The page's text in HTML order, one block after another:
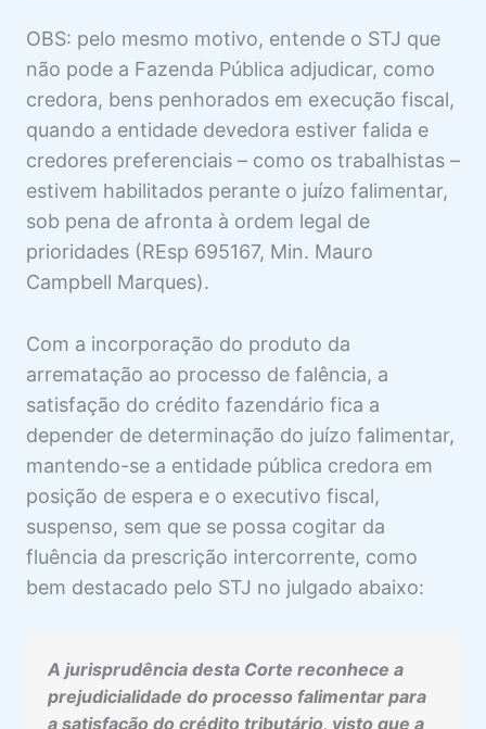
OBS: pelo mesmo motivo, entende o STJ que
não pode a Fazenda Pública adjudicar, como
credora, bens penhorados em execução fiscal,
quando a entidade devedora estiver falida e
credores preferenciais – como os trabalhistas –
estivem habilitados perante o juízo falimentar,
sob pena de afronta à ordem legal de
prioridades (REsp 695167, Min. Mauro
Campbell Marques).
Com a incorporação do produto da
arrematação ao processo de falência, a
satisfação do crédito fazendário fica a
depender de determinação do juízo falimentar,
mantendo-se a entidade pública credora em
posição de espera e o executivo fiscal,
suspenso, sem que se possa cogitar da
fluência da prescrição intercorrente, como
bem destacado pelo STJ no julgado abaixo:
A jurisprudência desta Corte reconhece a
prejudicialidade do processo falimentar para
a satisfação do crédito tributário, visto que a